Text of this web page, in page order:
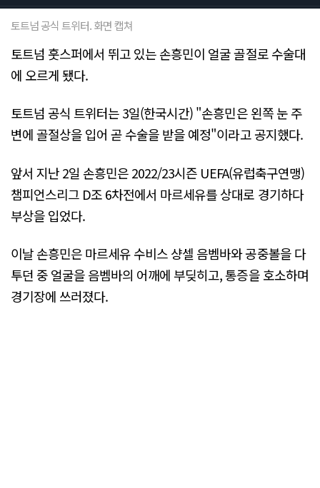
토트넘 공식 트위터. 화면 캡쳐
토트넘 훗스퍼에서 뛰고 있는 손흥민이 얼굴 골절로 수술대
에 오르게 됐다.
토트넘 공식 트위터는 3일(한국시간) "손흥민은 왼쪽 눈 주
변에 골절상을 입어 곧 수술을 받을 예정"이라고 공지했다.
앞서 지난 2일 손흥민은 2022/23시즌 UEFA(유럽축구연맹)
챔피언스리그 D조 6차전에서 마르세유를 상대로 경기하다
부상을 입었다.
이날 손흥민은 마르세유 수비스 샹셀 음벰바와 공중볼을 다
투던 중 얼굴을 음벰바의 어깨에 부딪히고, 통증을 호소하며
경기장에 쓰러졌다.